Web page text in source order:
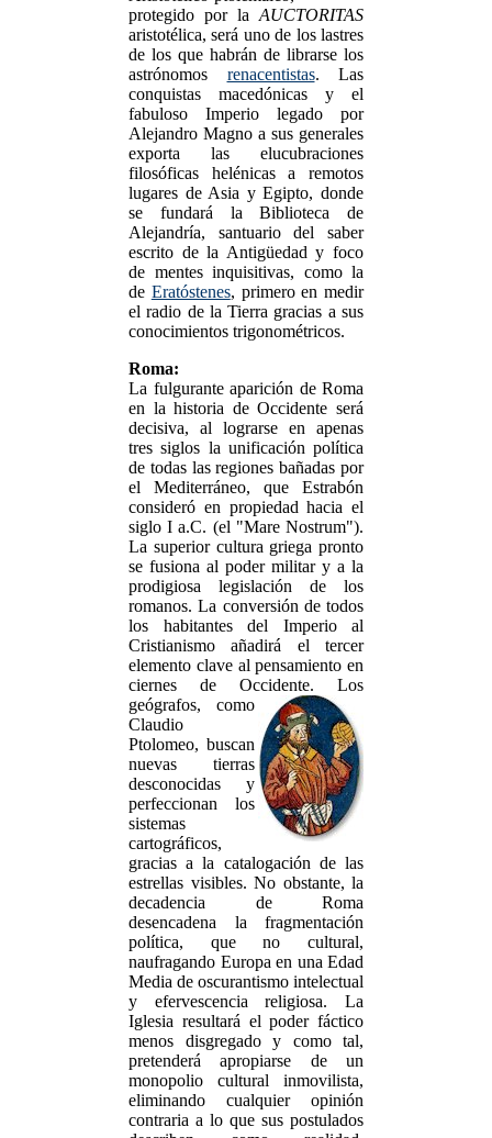
protegido por la AUCTORITAS
aristotélica, será uno de los lastres
de los que habrán de librarse los
astrónomos renacentistas. Las
conquistas macedónicas y el
fabuloso Imperio legado por
Alejandro Magno a sus generales
exporta las elucubraciones
filosóficas helénicas a remotos
lugares de Asia y Egipto, donde
se fundará la Biblioteca de
Alejandría, santuario del saber
escrito de la Antigüedad y foco
de mentes inquisitivas, como la
de Eratóstenes, primero en medir
el radio de la Tierra gracias a sus
conocimientos trigonométricos.
Roma:
La fulgurante aparición de Roma
en la historia de Occidente será
decisiva, al lograrse en apenas
tres siglos la unificación política
de todas las regiones bañadas por
el Mediterráneo, que Estrabón
consideró en propiedad hacia el
siglo I a.C. (el "Mare Nostrum").
La superior cultura griega pronto
se fusiona al poder militar y a la
prodigiosa legislación de los
romanos. La conversión de todos
los habitantes del Imperio al
Cristianismo añadirá el tercer
elemento clave al pensamiento en
ciernes de Occidente. Los
geógrafos, como
Claudio
Ptolomeo, buscan
nuevas tierras
desconocidas y
perfeccionan los
sistemas
cartográficos,
gracias a la catalogación de las
estrellas visibles. No obstante, la
decadencia de Roma
desencadena la fragmentación
política, que no cultural,
naufragando Europa en una Edad
Media de oscurantismo intelectual
y efervescencia religiosa. La
Iglesia resultará el poder fáctico
menos disgregado y como tal,
pretenderá apropiarse de un
monopolio cultural inmovilista,
eliminando cualquier opinión
contraria a lo que sus postulados